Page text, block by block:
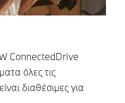
ConnectedDrive
όλες τις
διαθέσιμες για